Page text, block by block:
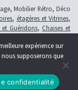
Mobilier Rétro, Déco
, étagères et Vitrines,
et Guéridons, Chaises et
meubles vintage, en
expérience sur
supposerons que
confidentialité